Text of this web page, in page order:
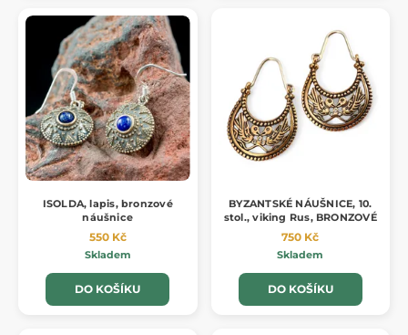
ISOLDA, lapis, bronzové
náušnice
550 Kč
Skladem
DO KOŠÍKU
BYZANTSKÉ NÁUŠNICE, 10.
stol., viking Rus, BRONZOVÉ
750 Kč
Skladem
DO KOŠÍKU